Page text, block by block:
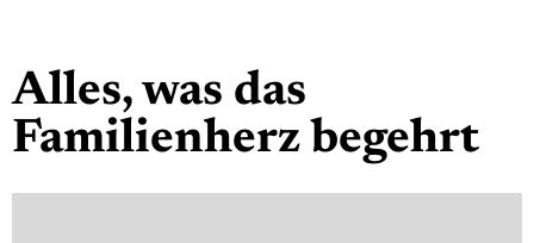
Alles, was das
Familienherz begehrt